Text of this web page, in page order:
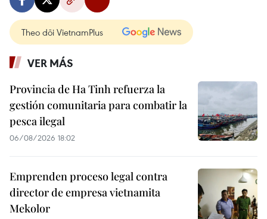
Theo dõi VietnamPlus
VER MÁS
Provincia de Ha Tinh refuerza la
gestión comunitaria para combatir la
pesca ilegal
06/08/2026 18:02
Emprenden proceso legal contra
director de empresa vietnamita
Mekolor